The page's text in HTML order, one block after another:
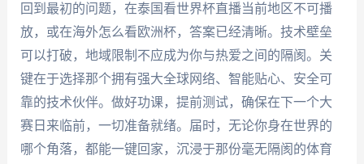
回到最初的问题，在泰国看世界杯直播当前地区不可播
放，或在海外怎么看欧洲杯，答案已经清晰。技术壁垒
可以打破，地域限制不应成为你与热爱之间的隔阂。关
键在于选择那个拥有强大全球网络、智能贴心、安全可
靠的技术伙伴。做好功课，提前测试，确保在下一个大
赛日来临前，一切准备就绪。届时，无论你身在世界的
哪个角落，都能一键回家，沉浸于那份毫无隔阂的体育